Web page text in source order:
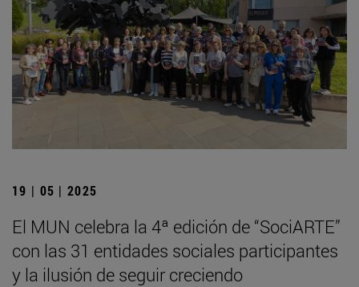
19 | 05 | 2025
El MUN celebra la 4ª edición de “SociARTE”
con las 31 entidades sociales participantes
y la ilusión de seguir creciendo